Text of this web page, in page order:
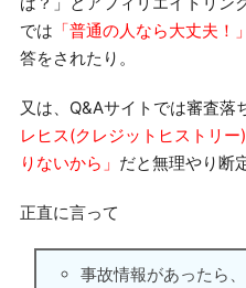
では 「普通の人なら大丈夫！」
答をされたり。
又は、Q&Aサイトでは審査落
レヒス(クレジットヒストリ
りないから」 だと無理やり断
正直に言って
事故情報があったら